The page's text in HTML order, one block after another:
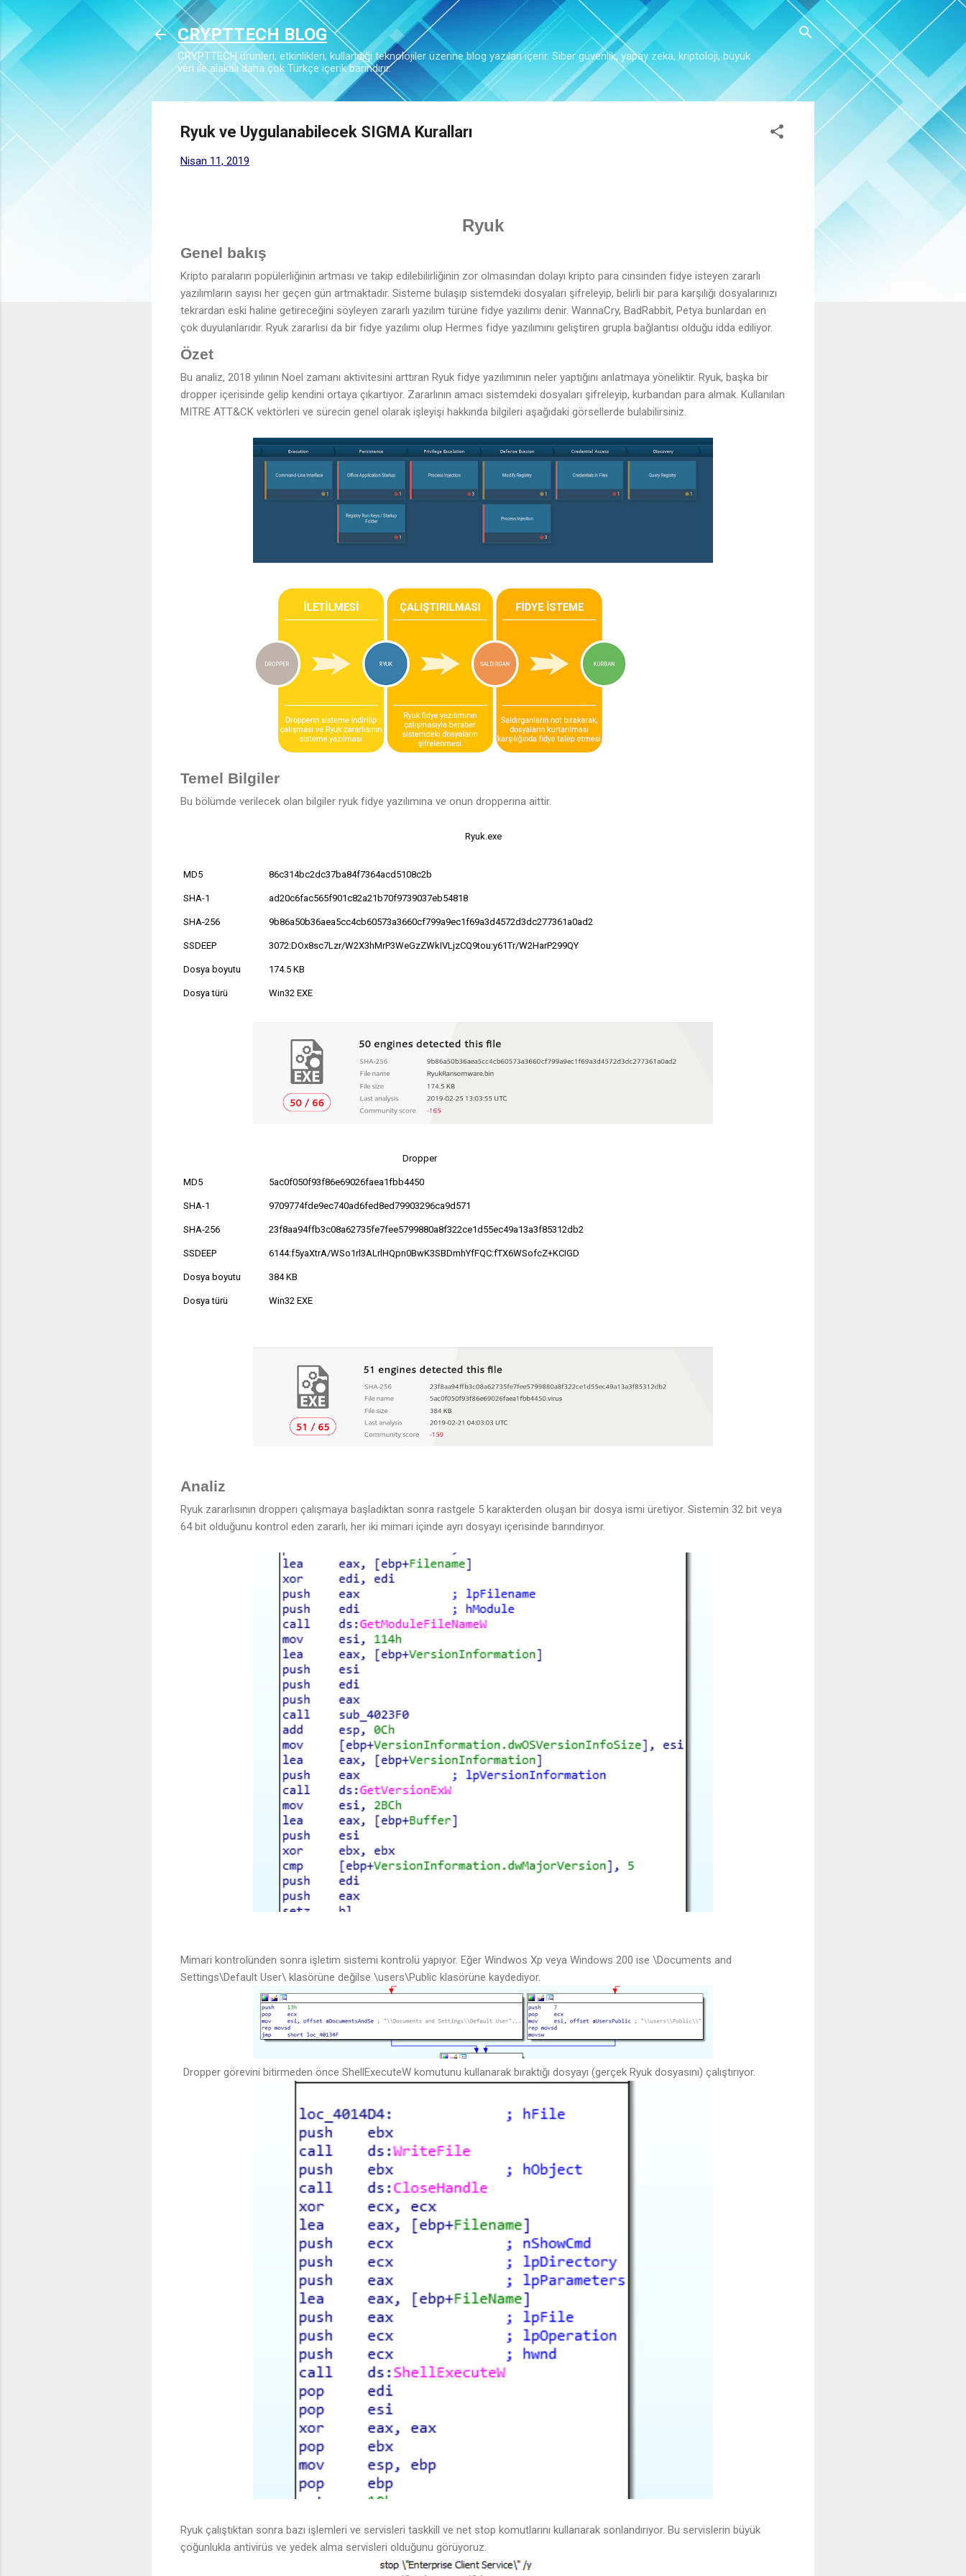
Ana içeriğe atla
CRYPTTECH BLOG
CRYPTTECH ürünleri, etkinlikleri, kullandığı teknolojiler üzerine blog yazıları içerir. Siber güvenlik, yapay zeka, kriptoloji, büyük
veri ile alakalı daha çok Türkçe içerik barındırır.
Ryuk ve Uygulanabilecek SIGMA Kuralları
Nisan 11, 2019
Ryuk
Genel bakış
Kripto paraların popülerliğinin artması ve takip edilebilirliğinin zor olmasından dolayı kripto para cinsinden fidye isteyen zararlı
yazılımların sayısı her geçen gün artmaktadır. Sisteme bulaşıp sistemdeki dosyaları şifreleyip, belirli bir para karşılığı dosyalarınızı
tekrardan eski haline getireceğini söyleyen zararlı yazılım türüne fidye yazılımı denir. WannaCry, BadRabbit, Petya bunlardan en
çok duyulanlarıdır. Ryuk zararlısı da bir fidye yazılımı olup Hermes fidye yazılımını geliştiren grupla bağlantısı olduğu idda ediliyor.
Özet
Bu analiz, 2018 yılının Noel zamanı aktivitesini arttıran Ryuk fidye yazılımının neler yaptığını anlatmaya yöneliktir. Ryuk, başka bir
dropper içerisinde gelip kendini ortaya çıkartıyor. Zararlının amacı sistemdeki dosyaları şifreleyip, kurbandan para almak. Kullanılan
MITRE ATT&CK vektörleri ve sürecin genel olarak işleyişi hakkında bilgileri aşağıdaki görsellerde bulabilirsiniz.
Temel Bilgiler
Bu bölümde verilecek olan bilgiler ryuk fidye yazılımına ve onun dropperına aittir.
Ryuk.exe
MD5 86c314bc2dc37ba84f7364acd5108c2b
SHA-1 ad20c6fac565f901c82a21b70f9739037eb54818
SHA-256 9b86a50b36aea5cc4cb60573a3660cf799a9ec1f69a3d4572d3dc277361a0ad2
SSDEEP 3072:DOx8sc7Lzr/W2X3hMrP3WeGzZWkIVLjzCQ9tou:y61Tr/W2HarP299QY
Dosya boyutu 174.5 KB
Dosya türü Win32 EXE
Dropper
MD5 5ac0f050f93f86e69026faea1fbb4450
SHA-1 9709774fde9ec740ad6fed8ed79903296ca9d571
SHA-256 23f8aa94ffb3c08a62735fe7fee5799880a8f322ce1d55ec49a13a3f85312db2
SSDEEP 6144:f5yaXtrA/WSo1rl3ALrlHQpn0BwK3SBDmhYfFQC:fTX6WSofcZ+KCIGD
Dosya boyutu 384 KB
Dosya türü Win32 EXE
Analiz
Ryuk zararlısının dropperı çalışmaya başladıktan sonra rastgele 5 karakterden oluşan bir dosya ismi üretiyor. Sistemin 32 bit veya
64 bit olduğunu kontrol eden zararlı, her iki mimari içinde ayrı dosyayı içerisinde barındırıyor.
Mimari kontrolünden sonra işletim sistemi kontrolü yapıyor. Eğer Windwos Xp veya Windows 200 ise \Documents and
Settings\Default User\ klasörüne değilse \users\Public klasörüne kaydediyor.
Dropper görevini bitirmeden önce ShellExecuteW komutunu kullanarak bıraktığı dosyayı (gerçek Ryuk dosyasını) çalıştırıyor.
Ryuk çalıştıktan sonra bazı işlemleri ve servisleri taskkill ve net stop komutlarını kullanarak sonlandırıyor. Bu servislerin büyük
çoğunlukla antivirüs ve yedek alma servisleri olduğunu görüyoruz.